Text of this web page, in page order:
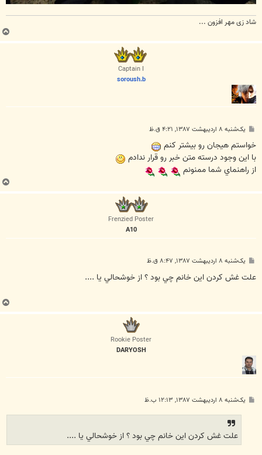
شاد زی مهر افزون ...
Captain I
soroush.b
ت
یک‌شنبه ۸ اردیبهشت ۱۳۸۷, ۴:۲۱ ق.ظ
خواستم هيجان رو بيشتر كنم
با اين وجود درسته متن خبر رو قرار ندادم
از راهنماي شما ممنونم
Frenzied Poster
A10
ت
یک‌شنبه ۸ اردیبهشت ۱۳۸۷, ۸:۴۷ ق.ظ
علت غش كردن اين خانم چي بود ؟ از خوشحالي يا ....
Rookie Poster
DARYOSH
یک‌شنبه ۸ اردیبهشت ۱۳۸۷, ۱۲:۱۳ ب.ظ
علت غش كردن اين خانم چي بود ؟ از خوشحالي يا ....